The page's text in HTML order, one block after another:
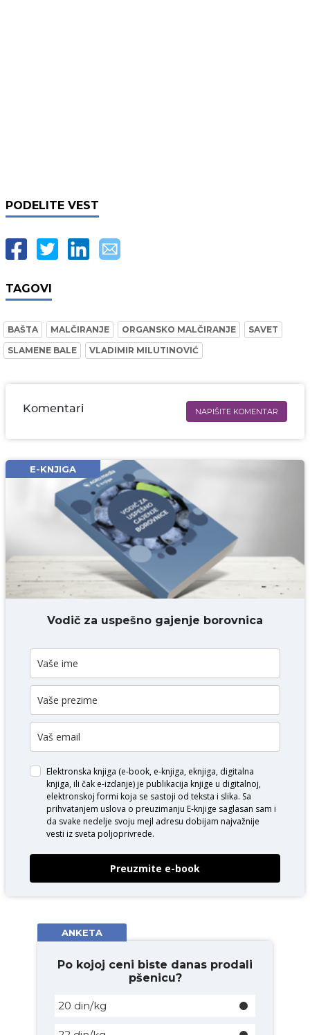
PODELITE VEST
TAGOVI
BAŠTA MALČIRANJE ORGANSKO MALČIRANJE
SAVET
SLAMENE BALE
VLADIMIR MILUTINOVIĆ
Komentari NAPIŠITE KOMENTAR
Email* obavezno
Komentar* obavezno
DODAJ KOMENTAR
E-KNJIGA
Vodič za uspešno gajenje borovnica
Elektronska knjiga (e-book, e-knjiga, eknjiga, digitalna
knjiga, ili čak e-izdanje) je publikacija knjige u digitalnoj,
elektronskoj formi koja se sastoji od teksta i slika. Sa
prihvatanjem uslova o preuzimanju E-knjige saglasan sam i
da svake nedelje svoju mejl adresu dobijam najvažnije
vesti iz sveta poljoprivrede.
Preuzmite e-book
ANKETA
Po kojoj ceni biste danas prodali
pšenicu?
20 din/kg